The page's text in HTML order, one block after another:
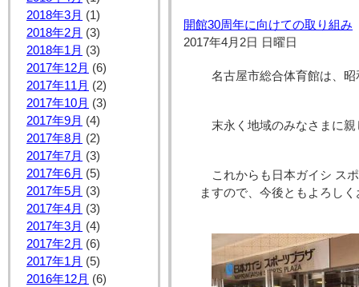
2018年3月 (1)
2018年2月 (3)
2018年1月 (3)
2017年12月 (6)
2017年11月 (2)
2017年10月 (3)
2017年9月 (4)
2017年8月 (2)
2017年7月 (3)
2017年6月 (5)
2017年5月 (3)
2017年4月 (3)
2017年3月 (4)
2017年2月 (6)
2017年1月 (5)
2016年12月 (6)
開館30周年に向けての取り組み
2017年4月2日 日曜日
名古屋市総合体育館は、
末永く地域のみなさまに
これからも日本ガイシ ス
ますので、今後ともよろし